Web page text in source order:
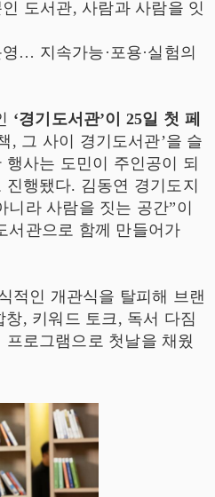
도서관, 사람과 사람을 잇
… 지속가능·포용·실험의
‘경기도서관’이 25일 첫 페
, 그 사이 경기도서관’을 슬
사는 도민이 주인공이 되
행됐다. 김동연 경기도지
라 사람을 짓는 공간”이
서관으로 함께 만들어가
적인 개관식을 탈피해 브랜
, 키워드 토크, 독서 다짐
로그램으로 첫날을 채웠